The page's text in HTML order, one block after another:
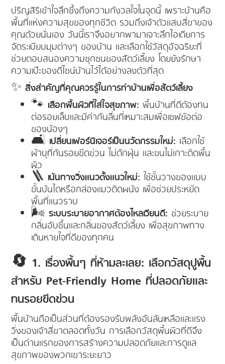
ปริญสิริเข้าใจลึกซึ้งถึงความกังวลใจในจุดนี้ เพราะบ้านคือ
พื้นที่แห่งความสุขของทุกชีวิต รวมถึงเจ้าตัวแสบสี่ขาของ
คุณด้วยนั่นเอง วันนี้เราจึงอยากพามาเจาะลึกไอเดียการ
จัดระเบียบมุมต่างๆ ของบ้าน และเลือกใช้วัสดุอัจฉริยะที่
ช่วยตอบสนองความซุกซนของสัตว์เลี้ยง โดยยังรักษา
ความเป๊ะของดีไซน์บ้านไว้ได้อย่างลงตัวที่สุด
✨สิ่งสำคัญที่คุณควรรู้ในการทำบ้านเพื่อสัตว์เลี้ยง
🐾 เลือกพื้นผิวที่ใส่ใจสุขภาพ: พื้นบ้านที่ดีต้องทน
ต่อรอยเล็บและมีค่ากันลื่นที่เหมาะสมเพื่อเซฟข้อต่อ
ของน้องๆ
🛋️ เปลี่ยนเฟอร์นิเจอร์เป็นนวัตกรรมใหม่: เลือกใช้
ผ้าบุที่กันรอยขีดข่วน ไม่ดักฝุ่น และขนไม่เกาะติดพื้น
ผิว
🪜 เน้นทางวิ่งแนวตั้งแนวใหม่: ใช้ชั้นวางของแบบ
ขั้นบันไดหรือกล่องแมวติดผนัง เพื่อช่วยประหยัด
พื้นที่แนวราบ
🌬️ระบบระบายอากาศต้องไหลเวียนดี: ช่วยระบาย
กลิ่นอับชื้นและกลิ่นของสัตว์เลี้ยง เพื่อสุขภาพทาง
เดินหายใจที่ดีของทุกคน
🔄 1. เรื่องพื้นๆ ที่ห้ามละเลย: เลือกวัสดุปูพื้น
สำหรับ Pet-Friendly Home ที่ปลอดภัยและ
ทนรอยขีดข่วน
พื้นบ้านถือเป็นส่วนที่ต้องรองรับพลังอันล้นเหลือและแรง
วิ่งของเจ้าสี่ขาตลอดทั้งวัน การเลือกวัสดุพื้นผิวที่ดีจึง
เป็นด่านแรกของการสร้างความปลอดภัยและการดูแล
สุขภาพของพวกเขาระยะยาว